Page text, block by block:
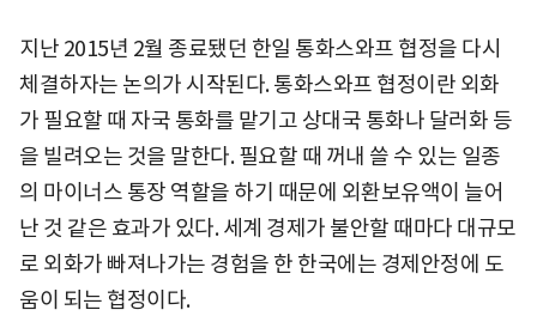
지난 2015년 2월 종료됐던 한일 통화스와프 협정을 다시
체결하자는 논의가 시작된다. 통화스와프 협정이란 외화
가 필요할 때 자국 통화를 맡기고 상대국 통화나 달러화 등
을 빌려오는 것을 말한다. 필요할 때 꺼내 쓸 수 있는 일종
의 마이너스 통장 역할을 하기 때문에 외환보유액이 늘어
난 것 같은 효과가 있다. 세계 경제가 불안할 때마다 대규모
로 외화가 빠져나가는 경험을 한 한국에는 경제안정에 도
움이 되는 협정이다.